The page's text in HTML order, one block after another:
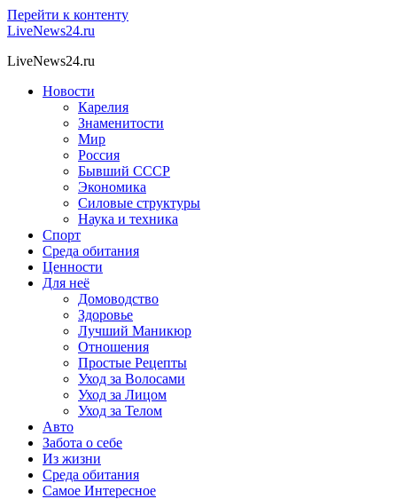
Перейти к контенту
LiveNews24.ru
LiveNews24.ru
Новости
Карелия
Знаменитости
Мир
Россия
Бывший СССР
Экономика
Силовые структуры
Наука и техника
Спорт
Среда обитания
Ценности
Для неё
Домоводство
Здоровье
Лучший Маникюр
Отношения
Простые Рецепты
Уход за Волосами
Уход за Лицом
Уход за Телом
Авто
Забота о себе
Из жизни
Среда обитания
Самое Интересное